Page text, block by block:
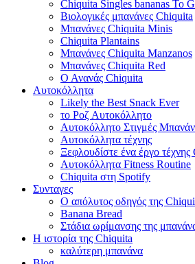
Chiquita Singles bananas To
Βιολογικές μπανάνες Chiquita
Μπανάνες Chiquita Minis
Chiquita Plantains
Μπανάνες Chiquita Manzanos
Μπανάνες Chiquita Red
Ο Ανανάς Chiquita
Αυτοκόλλητα
Likely the Best Snack Ever
το Ροζ Αυτοκόλλητο
Αυτοκόλλητο Στιγμές
Αυτοκόλλητα τέχνης
Ξεφλουδίστε ένα έργο
Αυτοκόλλητα Fitness Routine
Chiquita στη Spotify
Συνταγες
Ο απόλυτος οδηγός της
Banana Bread
Στάδια ωρίμανσης της
Η ιστορία της Chiquita
καλύτερη μπανάνα